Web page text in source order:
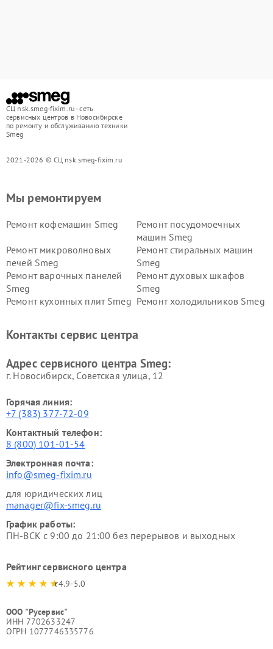
СЦ nsk.smeg-fixim.ru - сеть
сервисных центров в Новосибирске
по ремонту и обслуживанию техники
Smeg
2021-2026 © СЦ nsk.smeg-fixim.ru
Мы ремонтируем
Ремонт кофемашин Smeg
Ремонт посудомоечных
машин Smeg
Ремонт микроволновых
печей Smeg
Ремонт стиральных машин
Smeg
Ремонт варочных панелей
Smeg
Ремонт духовых шкафов
Smeg
Ремонт кухонных плит Smeg Ремонт холодильников Smeg
Контакты сервис центра
Адрес сервисного центра Smeg:
г. Новосибирск, Советская улица, 12
Горячая линия:
+7 (383) 377-72-09
Контактный телефон:
8 (800) 101-01-54
Электронная почта:
info@smeg-fixim.ru
для юридических лиц
manager@fix-smeg.ru
График работы:
ПН-ВСК с 9:00 до 21:00 без перерывов и выходных
Рейтинг сервисного центра
4.9-5.0
ООО "Русервис"
ИНН 7702633247
ОГРН 1077746335776